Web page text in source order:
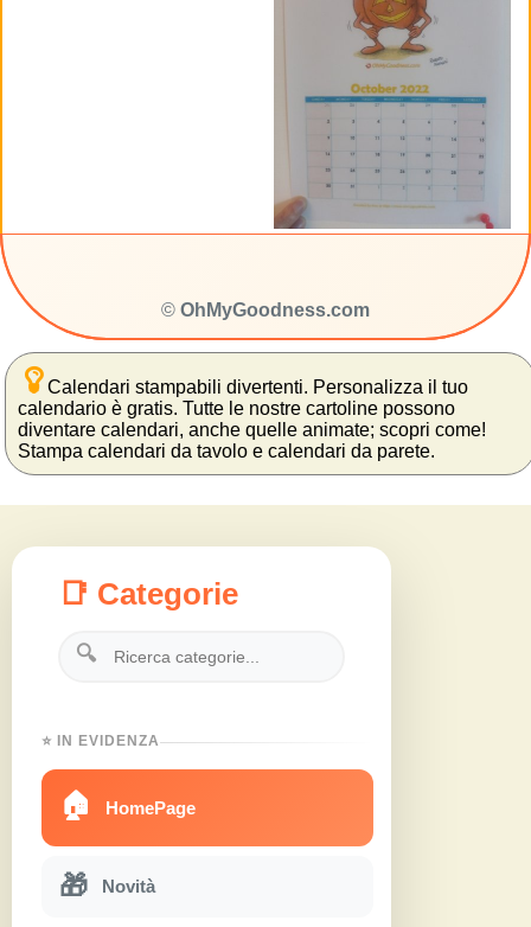
© OhMyGoodness.com
Calendari stampabili divertenti. Personalizza il tuo
calendario è gratis. Tutte le nostre cartoline possono
diventare calendari, anche quelle animate; scopri come!
Stampa calendari da tavolo e calendari da parete.
📑 Categorie
🔍
⭐ IN EVIDENZA
🏠 HomePage
🎁 Novità